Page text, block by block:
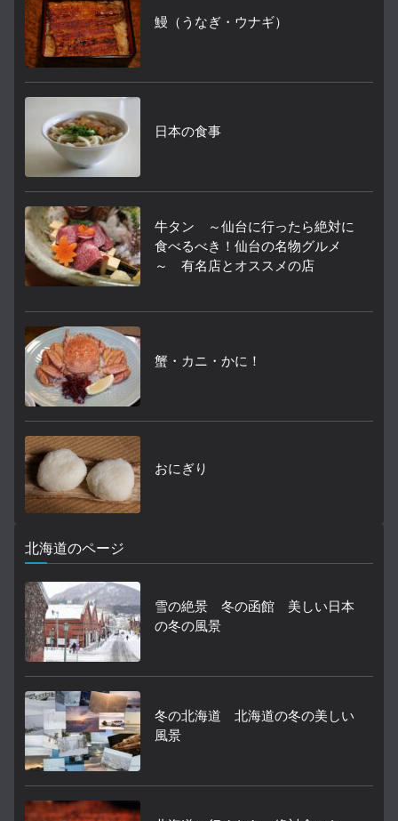
鰻（うなぎ・ウナギ）
日本の食事
牛タン ～仙台に行ったら絶対に
食べるべき！仙台の名物グルメ
～ 有名店とオススメの店
蟹・カニ・かに！
おにぎり
北海道のページ
雪の絶景 冬の函館 美しい日本
の冬の風景
冬の北海道 北海道の冬の美しい
風景